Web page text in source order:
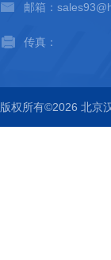
邮箱：
传真：
版权所有©2026 北京